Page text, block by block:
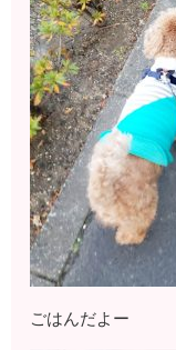
ごはんだよー